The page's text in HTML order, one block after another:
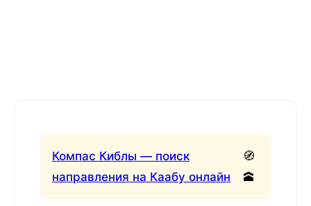
Компас Киблы — поиск
направления на Каабу онлайн
🧭
🕋